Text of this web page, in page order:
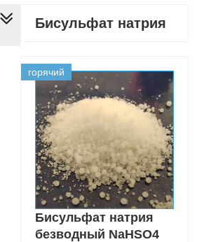
Бисульфат натрия
горячий
Бисульфат натрия
безводный NaHSO4